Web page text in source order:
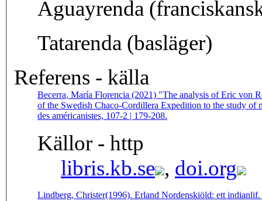
Aguayrenda
Tatarenda (basläger)
Referens - källa
Becerra, María Florencia (2021) "The analysis of Eric von
of the Swedish Chaco-Cordillera Expedition to the study of
des américanistes, 107-2 | 179-208.
Källor - http
libris.kb.se , doi.org
Lindberg, Christer(1996). Erland Nordenskiöld: ett